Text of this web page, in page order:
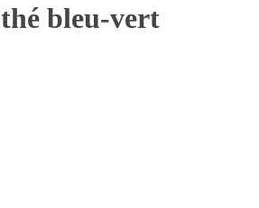
thé bleu-vert